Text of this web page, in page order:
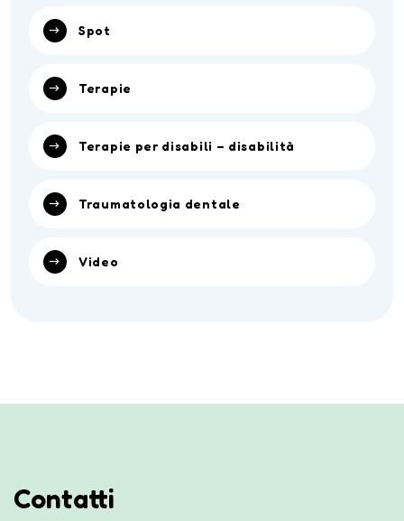
Spot
Terapie
Terapie per disabili – disabilità
Traumatologia dentale
Video
Contatti